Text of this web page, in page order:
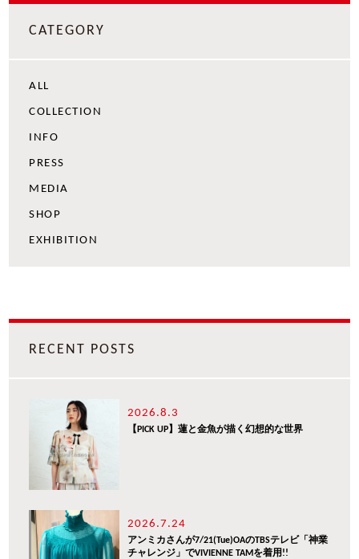
CATEGORY
ALL
COLLECTION
INFO
PRESS
MEDIA
SHOP
EXHIBITION
RECENT POSTS
2026.8.3
【PICK UP】蓮と金魚が描く幻想的な世界
2026.7.24
アンミカさんが7/21(Tue)OAのTBSテレビ「神業
チャレンジ」でVIVIENNE TAMを着用!!